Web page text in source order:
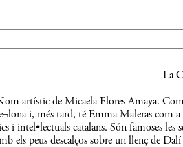
La
artístic de Micaela Flores Amaya.
i, més tard, té Emma Maleras com
i intel•lectuals catalans. Són famoses
els peus descalços sobre un llenç de